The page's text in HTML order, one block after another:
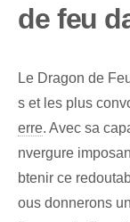
de feu
Le Dragon de
s et les plus
erre. Avec sa
nvergure
btenir ce
ous donnerons